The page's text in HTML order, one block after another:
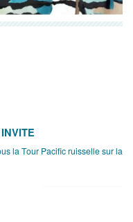
la Tour Pacific ruisselle sur la